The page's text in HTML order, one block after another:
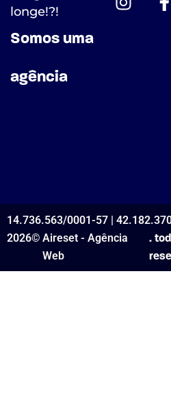
longe!?!
Somos uma
agência
14.736.563/0001-57 |
2026© Aireset - Agência
Web
.